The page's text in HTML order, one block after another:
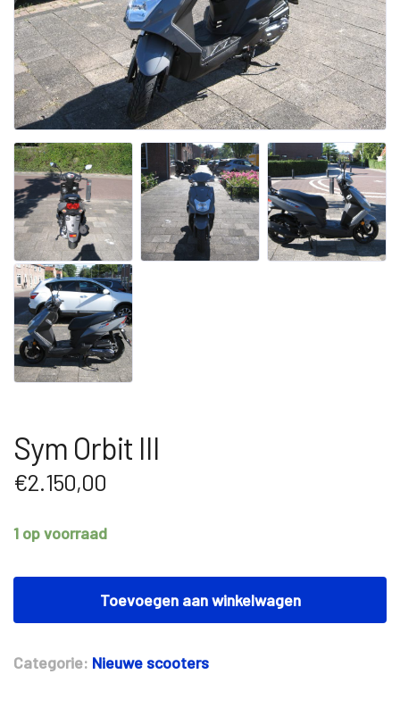
Sym Orbit III
€2.150,00
1 op voorraad
Sym
III
Toevoegen aan winkelwagen
Categorie: Nieuwe scooters